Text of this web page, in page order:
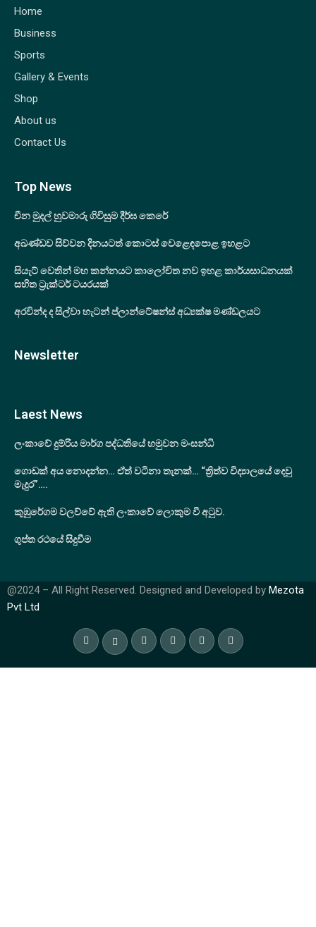
Home
Business
Sports
Gallery & Events
Shop
About us
Contact Us
Top News
චීන මුදල් හුවමාරු ගිවිසුම දීර්ඝ කෙරේ
අඛණ්ඩව සිව්වන දිනයටත් කොටස් වෙළෙඳපොළ ඉහළට
සියැට් වෙතින් මහ කන්නයට කාලෝචිත නව ඉහළ කාර්යසාධනයක්
සහිත ට්‍රැක්ටර් ටයරයක්
අරවින්ද ද සිල්වා හැටන් ප්ලාන්ටේෂන්ස් අධ්‍යක්ෂ මණ්ඩලයට
Newsletter
Laest News
ලංකාවේ දුම්රිය මාර්ග පද්ධතියේ හමුවන මංසන්ධි
ගොඩක් අය නොදන්න… ඒත් වටිනා තැනක්… “ත්‍රිත්ව විද්‍යාලයේ දෙවු
මැදුර”….
කුඹුරේගම වලව්වේ ඇති ලංකාවේ ලොකුම වී අටුව.
ගුප්ත රථයේ සිදුවීම
@2024 – All Right Reserved. Designed and Developed by Mezota
Pvt Ltd